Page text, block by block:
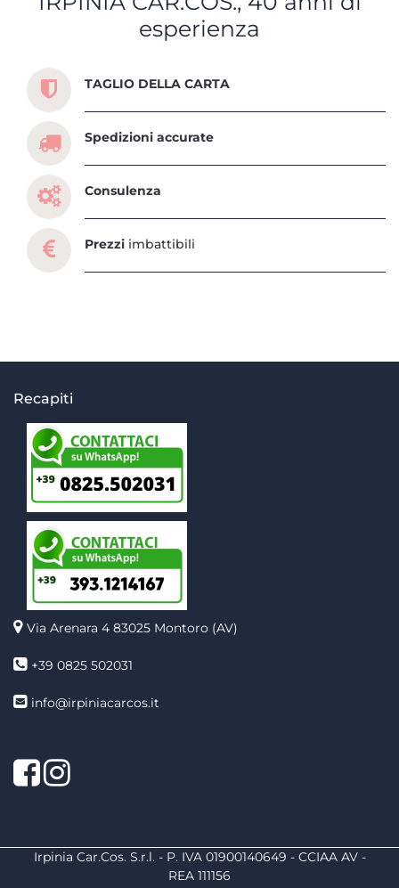
esperienza
Scopri tutti i servizi che ti abbiamo dedicato
TAGLIO DELLA CARTA
Spedizioni accurate
Consulenza
Prezzi imbattibili
Recapiti
Via Arenara 4 83025 Montoro (AV)
+39 0825 502031
info@irpiniacarcos.it
FacebookInstagram
Irpinia Car.Cos. S.r.l. - P. IVA 01900140649 - CCIAA AV -
REA 111156